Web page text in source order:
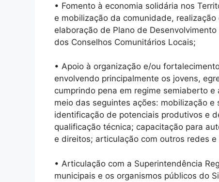
• Fomento à economia solidária nos
e mobilização da comunidade,
elaboração de Plano de
dos Conselhos Comunitários Locais;
• Apoio à organização e/ou
envolvendo principalmente os jovens,
cumprindo pena em regime semiaberto
meio das seguintes ações: mobilização
identificação de potenciais produtivos e
qualificação técnica; capacitação para
e direitos; articulação com outros redes
• Articulação com a Superintendência
municipais e os organismos públicos do